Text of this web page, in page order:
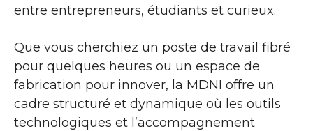
entre entrepreneurs, étudiants et curieux.
Que vous cherchiez un poste de travail fibré
pour quelques heures ou un espace de
fabrication pour innover, la MDNI offre un
cadre structuré et dynamique où les outils
technologiques et l’accompagnement